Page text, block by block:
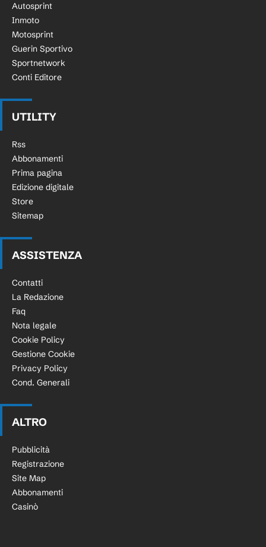
Autosprint
Inmoto
Motosprint
Guerin Sportivo
Sportnetwork
Conti Editore
UTILITY
Rss
Abbonamenti
Prima pagina
Edizione digitale
Store
Sitemap
ASSISTENZA
Contatti
La Redazione
Faq
Nota legale
Cookie Policy
Gestione Cookie
Privacy Policy
Cond. Generali
ALTRO
Pubblicità
Registrazione
Site Map
Abbonamenti
Casinò